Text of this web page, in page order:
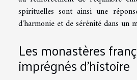
spirituelles sont ainsi une
d'harmonie et de sérénité dans un
Les monastères
imprégnés d'histoire